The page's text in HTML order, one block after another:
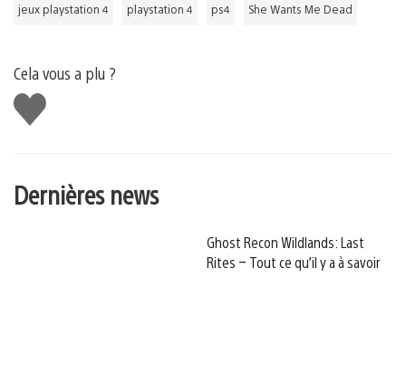
jeux playstation 4 playstation 4 ps4 She Wants Me Dead
Cela vous a plu ?
J'aime
Dernières news
Ghost Recon Wildlands: Last
Rites – Tout ce qu’il y a à savoir